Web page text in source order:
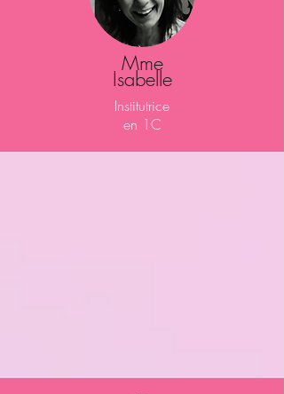
Mme
Isabelle
Institutrice
en 1C